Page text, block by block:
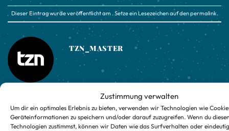
Zustimmung verwalten
Um dir ein optimales Erlebnis zu bieten, verwenden wir Technologien wie
Geräteinformationen zu speichern und/oder darauf zuzugreifen. Wenn du
Technologien zustimmst, können wir Daten wie das Surfverhalten oder
Dieser Eintrag wurde veröffentlicht am . Setze ein Lesezeichen auf denpermalink.
TZN_MASTER
Refugio REWE Anja Schaller OHG